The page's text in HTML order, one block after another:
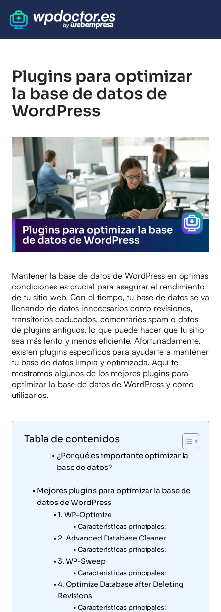
Plugins para optimizar
la base de datos de
WordPress
Mantener la base de datos de WordPress en óptimas
condiciones es crucial para asegurar el rendimiento
de tu sitio web. Con el tiempo, tu base de datos se va
llenando de datos innecesarios como revisiones,
transitorios caducados, comentarios spam o datos
de plugins antiguos, lo que puede hacer que tu sitio
sea más lento y menos eficiente. Afortunadamente,
existen plugins específicos para ayudarte a mantener
tu base de datos limpia y optimizada. Aquí te
mostramos algunos de los mejores plugins para
optimizar la base de datos de WordPress y cómo
utilizarlos.
Tabla de contenidos
¿Por qué es importante optimizar la
base de datos?
Mejores plugins para optimizar la base de
datos de WordPress
1. WP-Optimize
Características principales:
2. Advanced Database Cleaner
Características principales:
3. WP-Sweep
Características principales:
4. Optimize Database after Deleting
Revisions
Características principales: